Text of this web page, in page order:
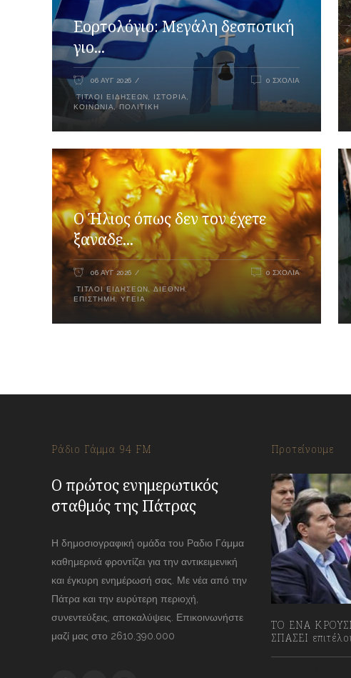
Εορτολόγιο: Μεγάλη δεσποτική
γιο...
06 ΑΥΓ 2026
ΤΊΤΛΟΙ ΕΙΔΉΣΕΩΝ ΙΣΤΟΡΊΑ
ΚΟΙΝΩΝΊΑ , ΠΟΛΙΤΙΚΉ
0 ΣΧΌΛΙΑ
Ο Ήλιος όπως δεν τον έχετε
ξαναδε...
06 ΑΥΓ 2026
ΤΊΤΛΟΙ ΕΙΔΉΣΕΩΝ ΔΙΕΘΝΉ,
ΕΠΙΣΤΉΜΗ
ΥΓΕΊΑ
0 ΣΧΌΛΙΑ
Ράδιο Γάμμα 94 FM
Ο πρώτος ενημερωτικός
σταθμός της Πάτρας
Η δημοσιογραφική ομάδα του Ραδιο Γάμμα
καθημερινά φροντίζει για την αντικειμενική
και έγκυρη ενημέρωσή σας. Με νέα από την
Πάτρα και την ευρύτερη περιοχή,
συνεντεύξεις, αποκαλύψεις. Επικοινωνήστε
μαζί μας στο 2610.390.000
Προτείνουμε
ΤΟ ΕΝΑ
ΣΠΑΣΕΙ